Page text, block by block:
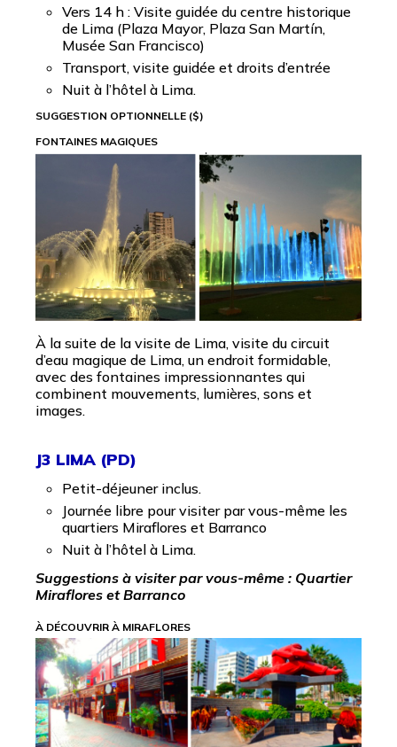
Vers 14 h : Visite guidée du centre historique
de Lima (Plaza Mayor, Plaza San Martín,
Musée San Francisco)
Transport, visite guidée et droits d’entrée
Nuit à l’hôtel à Lima.
SUGGESTION OPTIONNELLE ($)
FONTAINES MAGIQUES
À la suite de la visite de Lima, visite du circuit
d’eau magique de Lima, un endroit formidable,
avec des fontaines impressionnantes qui
combinent mouvements, lumières, sons et
images.
J3 LIMA (PD)
Petit-déjeuner inclus.
Journée libre pour visiter par vous-même les
quartiers Miraflores et Barranco
Nuit à l’hôtel à Lima.
Suggestions à visiter par vous-même : Quartier
Miraflores et Barranco
À DÉCOUVRIR À MIRAFLORES